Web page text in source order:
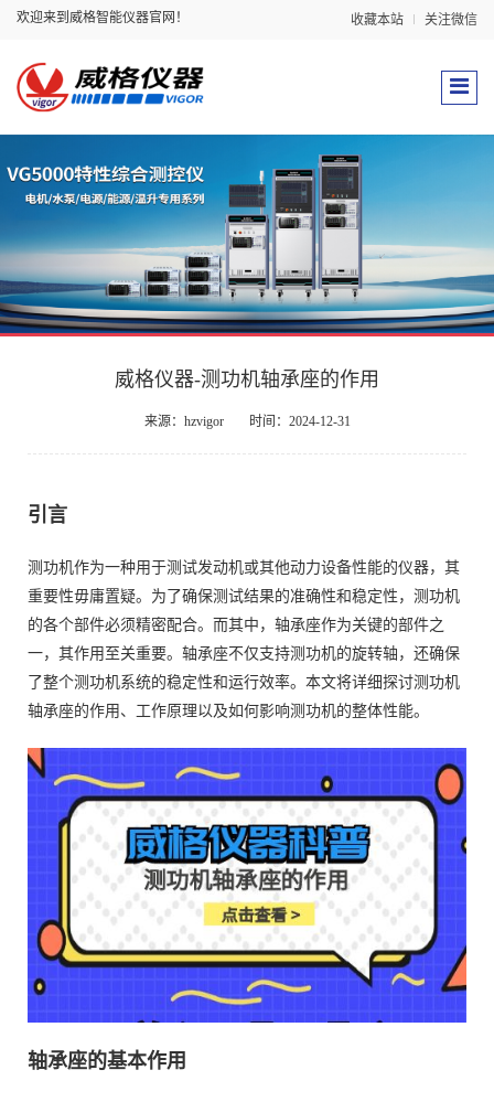
欢迎来到威格智能仪器官网！ 收藏本站 关注微信
威格仪器-测功机轴承座的作用
来源：hzvigor 时间：2024-12-31
引言
测功机作为一种用于测试发动机或其他动力设备性能的仪器，其
重要性毋庸置疑。为了确保测试结果的准确性和稳定性，测功机
的各个部件必须精密配合。而其中，轴承座作为关键的部件之
一，其作用至关重要。轴承座不仅支持测功机的旋转轴，还确保
了整个测功机系统的稳定性和运行效率。本文将详细探讨测功机
轴承座的作用、工作原理以及如何影响测功机的整体性能。
轴承座的基本作用